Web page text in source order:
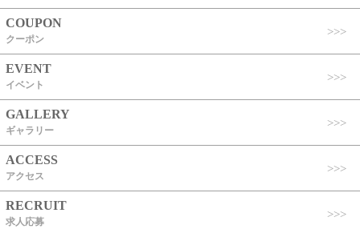
COUPON
クーポン
EVENT
イベント
GALLERY
ギャラリー
ACCESS
アクセス
RECRUIT
求人応募